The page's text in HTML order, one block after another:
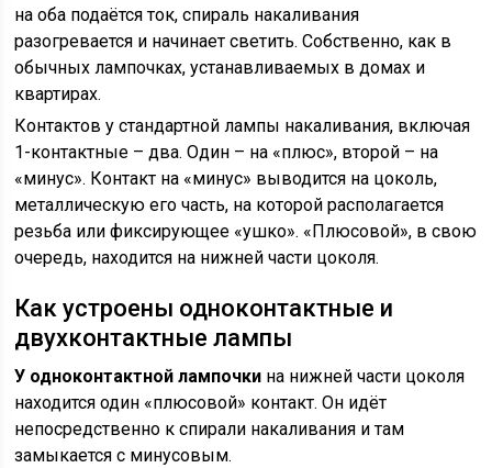
на оба подаётся ток, спираль накаливания
разогревается и начинает светить. Собственно, как в
обычных лампочках, устанавливаемых в домах и
квартирах.
Контактов у стандартной лампы накаливания, включая
1-контактные – два. Один – на «плюс», второй – на
«минус». Контакт на «минус» выводится на цоколь,
металлическую его часть, на которой располагается
резьба или фиксирующее «ушко». «Плюсовой», в свою
очередь, находится на нижней части цоколя.
Как устроены одноконтактные и
двухконтактные лампы
У одноконтактной лампочки на нижней части цоколя
находится один «плюсовой» контакт. Он идёт
непосредственно к спирали накаливания и там
замыкается с минусовым.